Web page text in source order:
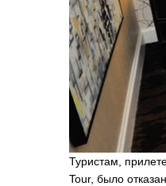
Туристам,
Tour, было